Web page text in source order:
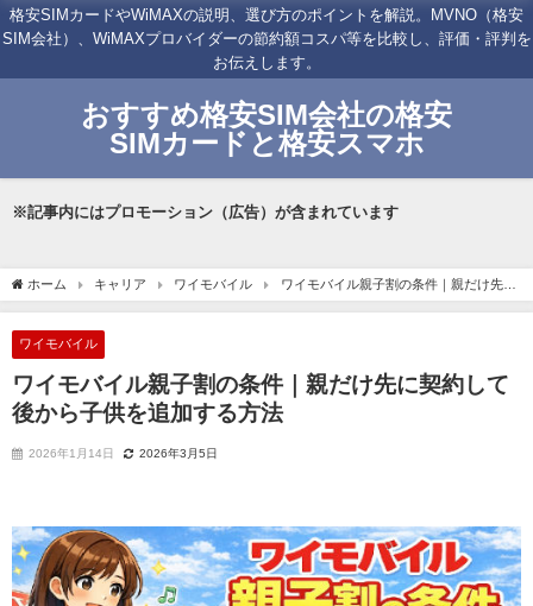
格安SIMカードやWiMAXの説明、選び方のポイントを解説。MVNO（格安
SIM会社）、WiMAXプロバイダーの節約額コスパ等を比較し、評価・評判を
お伝えします。
おすすめ格安SIM会社の格安
SIMカードと格安スマホ
※記事内にはプロモーション（広告）が含まれています
ホーム キャリア ワイモバイル
ワイモバイル親子割の条件｜親だけ先に
契約して後から子供を追加する方法
ワイモバイル
ワイモバイル親子割の条件｜親だけ先に契約して
後から子供を追加する方法
2026年1月14日 2026年3月5日